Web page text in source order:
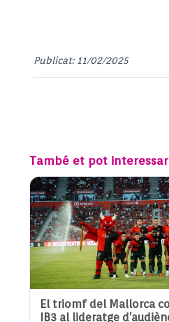
Publicat: 11/02/2025
També et pot interessar
El triomf del Mallorca
IB3 al lideratge